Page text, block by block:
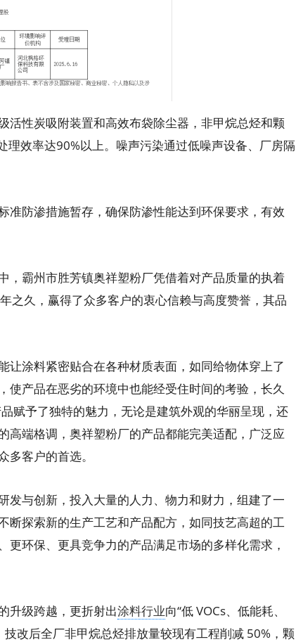
性炭吸附装置和高效布袋除尘器，非甲烷总烃和颗
效率达90%以上。噪声污染通过低噪声设备、厂房隔
防渗措施暂存，确保防渗性能达到环保要求，有效
，霸州市胜芳镇奥祥塑粉厂凭借着对产品质量的执着
之久，赢得了众多客户的衷心信赖与高度赞誉，其品
涂料紧密贴合在各种材质表面，如同给物体穿上了
使产品在恶劣的环境中也能经受住时间的考验，长久
赋予了独特的魅力，无论是建筑外观的华丽呈现，还
高端格调，奥祥塑粉厂的产品都能完美适配，广泛应
客户的首选。
与创新，投入大量的人力、物力和财力，组建了一
断探索新的生产工艺和产品配方，如同技艺高超的工
环保、更具竞争力的产品满足市场的多样化需求，
级跨越，更折射出涂料行业向“低 VOCs、低能耗、
改后全厂非甲烷总烃排放量较现有工程削减 50%，颗